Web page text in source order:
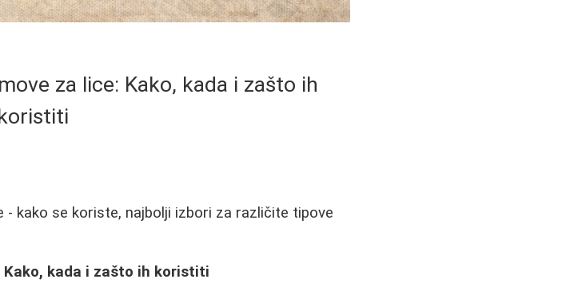
za lice: Kako, kada i zašto ih
kako se koriste, najbolji izbori za različite tipove
kada i zašto ih koristiti